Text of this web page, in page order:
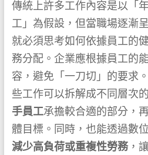
傳統上許多工作內容是以「
工」為假設，但當職場逐漸
就必須思考如何依據員工的
務分配。企業應根據員工的
容，避免「一刀切」的要求
些工作可以拆解成不同層次
手員工承擔較合適的部分，
體目標。同時，也能透過數
減少高負荷或重複性勞務，